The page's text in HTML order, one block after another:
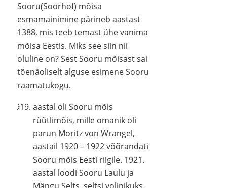
Sooru(Soorhof) mõisa
esmamainimine pärineb aastast
1388, mis teeb temast ühe vanima
mõisa Eestis. Miks see siin nii
oluline on? Sest Sooru mõisast sai
tõenäoliselt alguse esimene Sooru
raamatukogu.
aastal oli Sooru mõis
rüütlimõis, mille omanik oli
parun Moritz von Wrangel,
aastail 1920 – 1922 võõrandati
Sooru mõis Eesti riigile. 1921.
aastal loodi Sooru Laulu ja